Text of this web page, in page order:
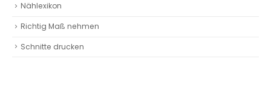
Nählexikon
Richtig Maß nehmen
Schnitte drucken